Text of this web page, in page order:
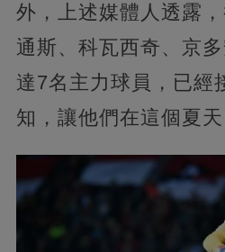
外，上述媒體人透露
通斯、科瓦西奇、京
達7名主力球員，已經
知，讓他們在這個夏天